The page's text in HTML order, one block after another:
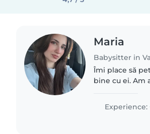
Maria
Babysitter in
Îmi place să
bine cu ei. Am
Experience: